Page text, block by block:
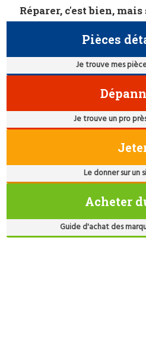
Réparer, c'est bien,
Pièces
Je trouve mes
Je trouve un pro
Le donner sur un
Acheter
Guide d'achat des